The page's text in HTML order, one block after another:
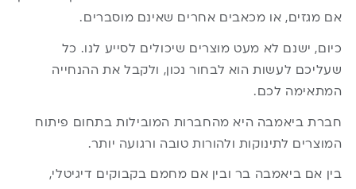
אם מגזים, או מכאבים אחרים שאינם מוסברים.
כיום, ישנם לא מעט מוצרים שיכולים לסייע לנו. כל
שעליכם לעשות הוא לבחור נכון, ולקבל את ההנחייה
המתאימה לכם.
חברת ביאמבה היא מהחברות המובילות בתחום פיתוח
המוצרים לתינוקות ולהורות טובה ורגועה יותר.
בין אם ביאמבה בר ובין אם מחמם בקבוקים דיגיטלי,